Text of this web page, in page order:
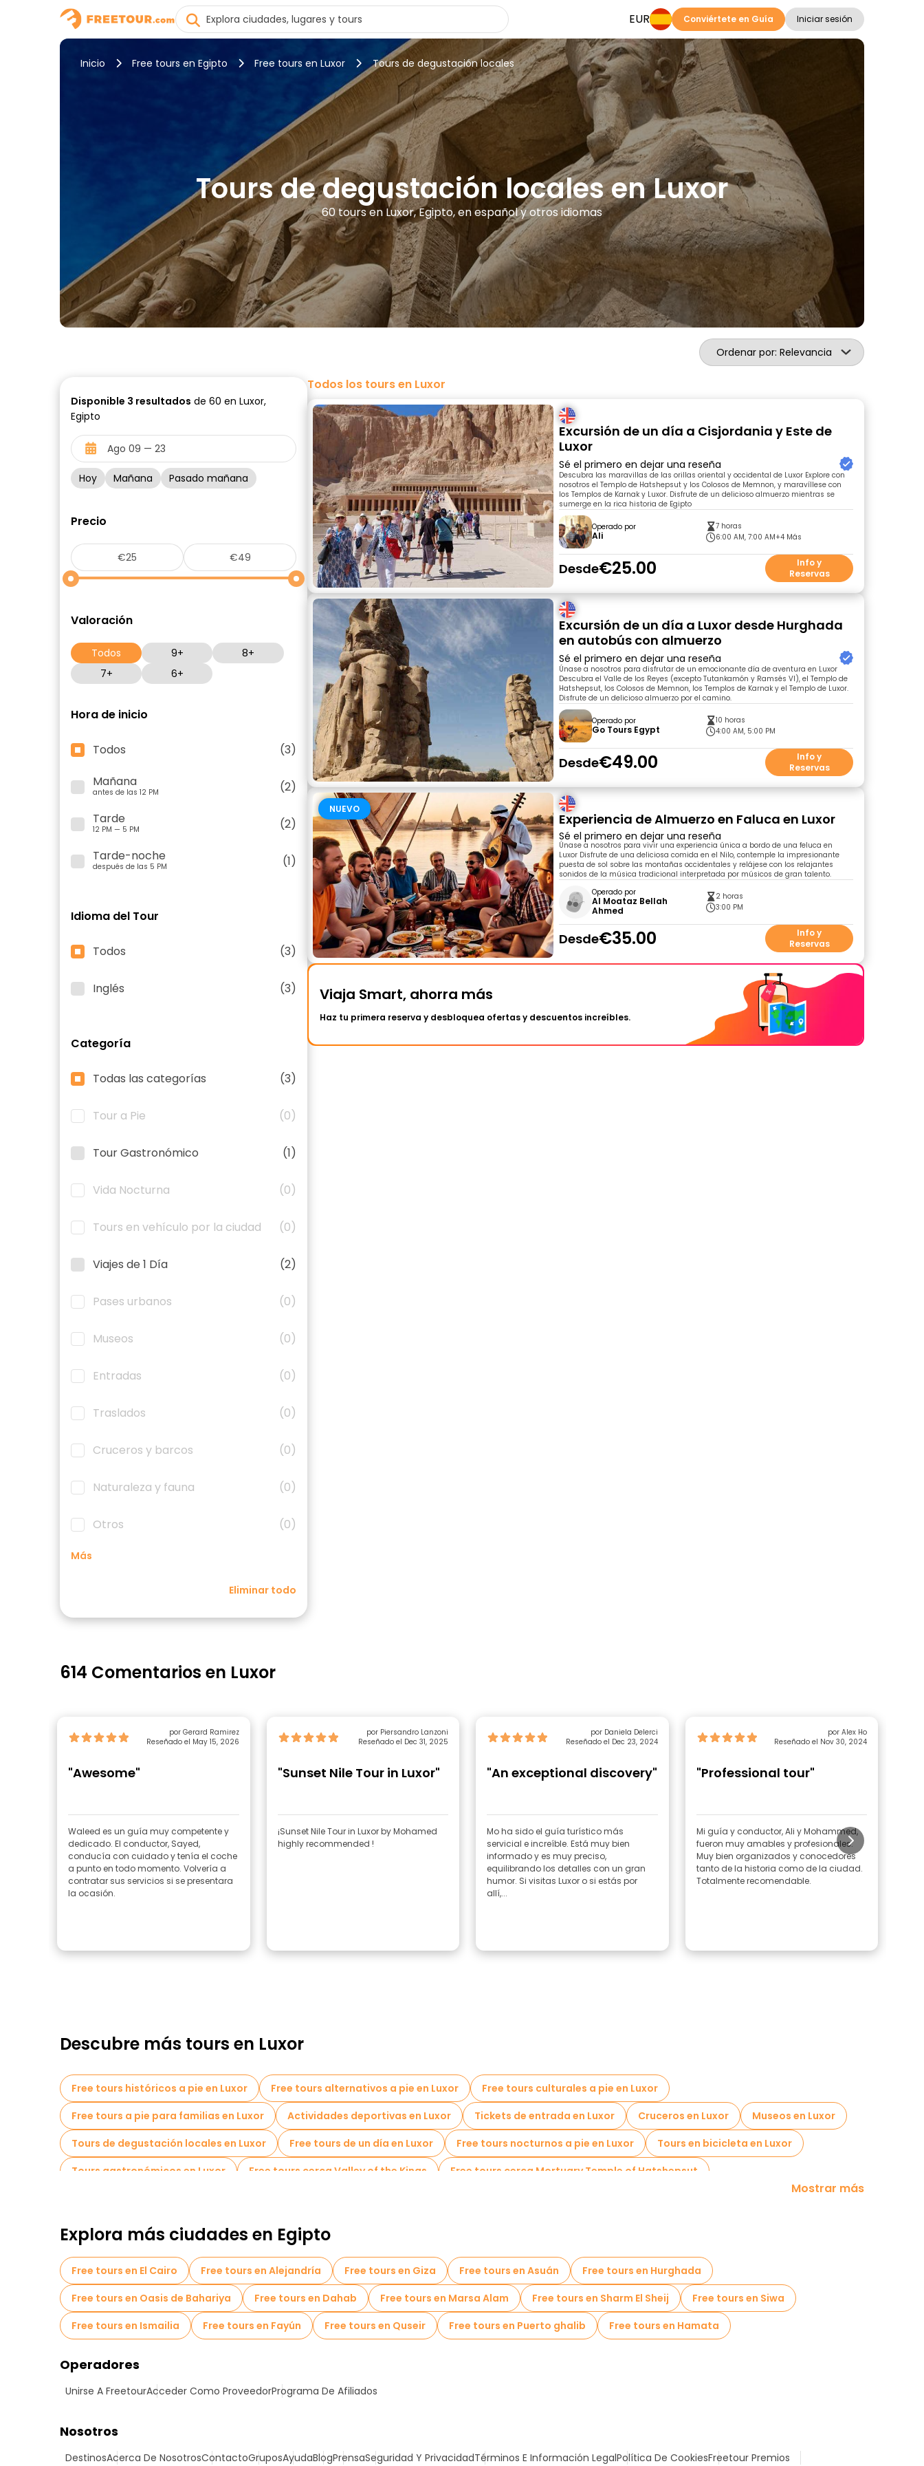
EUR Conviértete en Guía Iniciar sesión
Inicio Free tours en Egipto Free tours en Luxor Tours de degustación locales
Tours de degustación locales en Luxor
60 tours en Luxor, Egipto, en español y otros idiomas
Ordenar por: Relevancia
Disponible 3 resultados de 60 en Luxor,
Egipto
Hoy Mañana Pasado mañana
Precio
Valoración
Todos 9+
8+
7+
6+
Hora de inicio
Todos
(3)
Mañana
antes de las 12 PM
(2)
Tarde
12 PM — 5 PM
(2)
Tarde-noche
después de las 5 PM (1)
Idioma del Tour
Todos (3)
Inglés (3)
Categoría
Todas las categorías (3)
Tour a Pie (0)
Tour Gastronómico (1)
Vida Nocturna (0)
Tours en vehículo por la ciudad (0)
Viajes de 1 Día (2)
Pases urbanos (0)
Museos (0)
Entradas (0)
Traslados (0)
Cruceros y barcos (0)
Naturaleza y fauna (0)
Otros (0)
Más
Eliminar todo
Todos los tours en Luxor
Excursión de un día a Cisjordania y Este de
Luxor
Sé el primero en dejar una reseña
Descubra las maravillas de las orillas oriental y occidental de Luxor Explore con
nosotros el Templo de Hatshepsut y los Colosos de Memnon, y maravíllese con
los Templos de Karnak y Luxor. Disfrute de un delicioso almuerzo mientras se
sumerge en la rica historia de Egipto
Operado por
Ali
7 horas
6:00 AM, 7:00 AM+4 Más
Desde€25.00
Info y
Reservas
Excursión de un día a Luxor desde Hurghada
en autobús con almuerzo
Sé el primero en dejar una reseña
Únase a nosotros para disfrutar de un emocionante día de aventura en Luxor
Descubra el Valle de los Reyes (excepto Tutankamón y Ramsés VI), el Templo de
Hatshepsut, los Colosos de Memnon, los Templos de Karnak y el Templo de Luxor.
Disfrute de un delicioso almuerzo por el camino.
Operado por
Go Tours Egypt
10 horas
4:00 AM, 5:00 PM
Desde€49.00
Info y
Reservas
NUEVO
Experiencia de Almuerzo en Faluca en Luxor
Sé el primero en dejar una reseña
Únase a nosotros para vivir una experiencia única a bordo de una feluca en
Luxor Disfrute de una deliciosa comida en el Nilo, contemple la impresionante
puesta de sol sobre las montañas occidentales y relájese con los relajantes
sonidos de la música tradicional interpretada por músicos de gran talento.
Operado por
Al Moataz Bellah
Ahmed
2 horas
3:00 PM
Desde€35.00
Info y
Reservas
Viaja Smart, ahorra más
Haz tu primera reserva y desbloquea ofertas y descuentos increíbles.
614 Comentarios en Luxor
por Gerard Ramirez
Reseñado el May 15, 2026
"Awesome"
Waleed es un guía muy competente y
dedicado. El conductor, Sayed,
conducía con cuidado y tenía el coche
a punto en todo momento. Volvería a
contratar sus servicios si se presentara
la ocasión.
por Piersandro Lanzoni
Reseñado el Dec 31, 2025
"Sunset Nile Tour in Luxor"
¡Sunset Nile Tour in Luxor by Mohamed
highly recommended !
por Daniela Delerci
Reseñado el Dec 23, 2024
"An exceptional discovery"
Mo ha sido el guía turístico más
servicial e increíble. Está muy bien
informado y es muy preciso,
equilibrando los detalles con un gran
humor. Si visitas Luxor o si estás por
allí,...
por Alex Ho
Reseñado el Nov 30, 2024
"Professional tour"
Mi guía y conductor, Ali y Mohammed,
fueron muy amables y profesionales.
Muy bien organizados y conocedores
tanto de la historia como de la ciudad.
Totalmente recomendable.
Descubre más tours en Luxor
Free tours históricos a pie en Luxor Free tours alternativos a pie en Luxor
Free tours culturales a pie en Luxor
Free tours a pie para familias en Luxor
Actividades deportivas en Luxor Tickets de entrada en Luxor Cruceros en Luxor
Museos en Luxor
Tours de degustación locales en Luxor
Free tours de un día en Luxor Free tours nocturnos a pie en Luxor
Tours en bicicleta en Luxor
Tours gastronómicos en Luxor
Free tours cerca Valley of the Kings
Free tours cerca Mortuary Temple of Hatshepsut
Mostrar más
Explora más ciudades en Egipto
Free tours en El Cairo Free tours en Alejandría Free tours en Giza Free tours en Asuán
Free tours en Hurghada
Free tours en Oasis de Bahariya
Free tours en Dahab Free tours en Marsa Alam Free tours en Sharm El Sheij
Free tours en Siwa
Free tours en Ismailia
Free tours en Fayún Free tours en Quseir Free tours en Puerto ghalib Free tours en Hamata
Operadores
Unirse A FreetourAcceder Como ProveedorPrograma De Afiliados
Nosotros
DestinosAcerca De NosotrosContactoGruposAyudaBlogPrensaSeguridad Y PrivacidadTérminos E Información LegalPolítica De CookiesFreetour Premios